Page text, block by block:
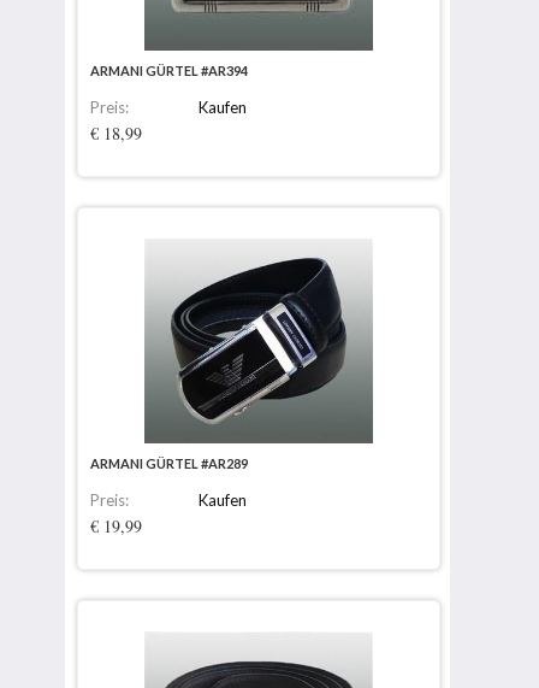
ARMANI GÜRTEL #AR394
Preis:
€ 18,99
Kaufen
ARMANI GÜRTEL #AR289
Preis:
€ 19,99
Kaufen